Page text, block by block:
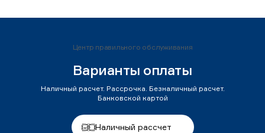
Центр правильного обслуживания
Варианты оплаты
Наличный расчет. Рассрочка. Безналичный расчет.
Банковской картой
Наличный рассчет